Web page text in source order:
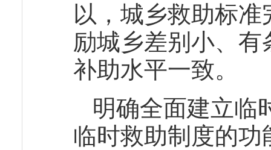
以，城乡救助标
励城乡差别小、
补助水平一致。
明确全面建立临
临时救助制度的